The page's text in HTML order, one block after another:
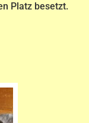
Platz besetzt.